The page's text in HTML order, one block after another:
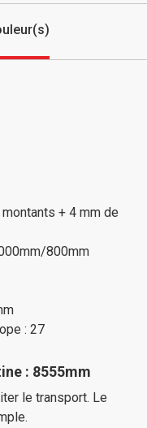
+ 4 mm de
800mm
: 27
: 8555mm
le transport. Le